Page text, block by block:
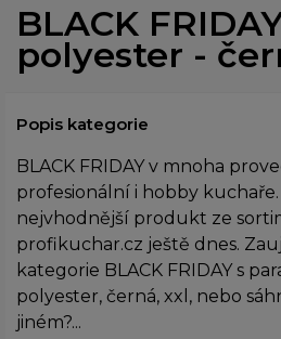
BLACK
polyester -
Popis kategorie
BLACK FRIDAY v mnoha
profesionální i hobby kuchaře.
nejvhodnější produkt ze
profikuchar.cz ještě dnes.
kategorie BLACK FRIDAY s
polyester, černá, xxl, nebo
jiném?...